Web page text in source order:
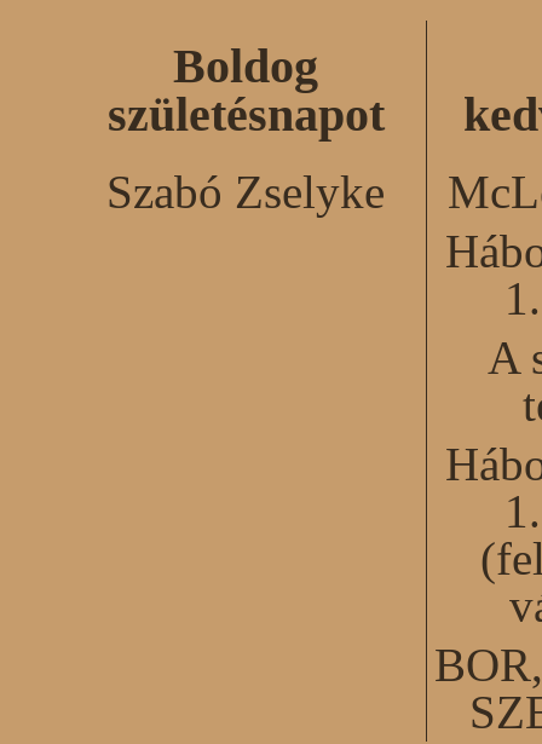
Boldog
születésnapot
Szabó Zselyke
A